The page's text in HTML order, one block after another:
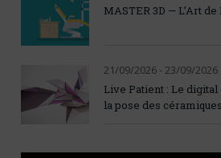
MASTER 3D — L’Art
21/09/2026 - 23/09/2026
Live Patient : Le digital
la pose des céramiques